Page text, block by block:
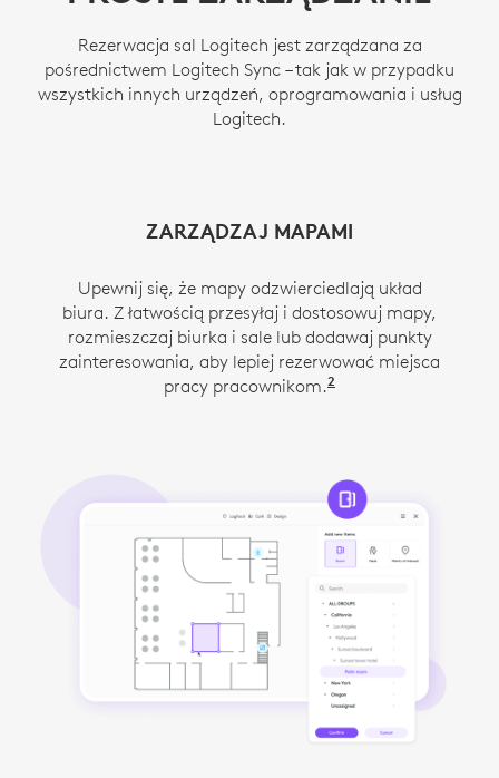
ZARZĄDZAJ MAPAMI
Upewnij się, że mapy odzwierciedlają układ
biura. Z łatwością przesyłaj i dostosowuj mapy,
rozmieszczaj biurka i sale lub dodawaj punkty
zainteresowania, aby lepiej rezerwować miejsca
pracy pracownikom.2
USTAL POLITYKĘ REZERWACJI
Używaj zasad platformy Sync do zarządzania
doświadczeniami związanymi z rezerwacją sal
konferencyjnych.
ŁATWE ZARZĄDZANIE SALAMI I ZASOBAMI
Utwórz pełny przegląd sal i podłączonych
urządzeń oraz otrzymuj powiadomienia, gdy
jakiś element ulegnie odłączeniu.
DOSTĘP DO URZĄDZEŃ W SALI Z
Dzięki interfejsowi zdalnego dostępu do
platformy Sync można uzyskać dostęp do
urządzeń Logitech w danej sali, w tym do panelu
Tap Scheduler, bezpośrednio z poziomu
Rezerwacja sal Logitech jest zarządzana za
pośrednictwem Logitech Sync – tak jak w przypadku
wszystkich innych urządzeń, oprogramowania i usług
Logitech.